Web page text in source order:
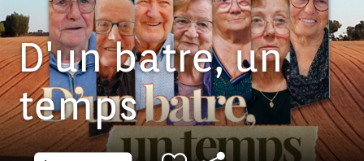
D'un batre, un
temps